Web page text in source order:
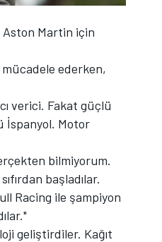
Aston Martin için
mücadele ederken,
verici. Fakat güçlü
İspanyol. Motor
bilmiyorum.
başladılar.
Racing ile şampiyon
geliştirdiler. Kağıt